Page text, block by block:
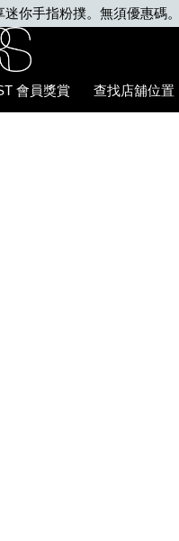
迷你手指粉撲。無須優惠碼
會員獎賞 查找店舖位置